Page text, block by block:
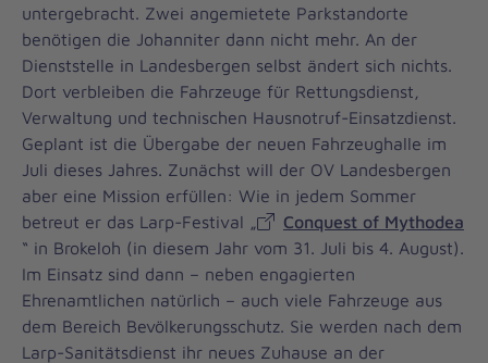
untergebracht. Zwei angemietete Parkstandorte
benötigen die Johanniter dann nicht mehr. An der
Dienststelle in Landesbergen selbst ändert sich nichts.
Dort verbleiben die Fahrzeuge für Rettungsdienst,
Verwaltung und technischen Hausnotruf-Einsatzdienst.
Geplant ist die Übergabe der neuen Fahrzeughalle im
Juli dieses Jahres. Zunächst will der OV Landesbergen
aber eine Mission erfüllen: Wie in jedem Sommer
betreut er das Larp-Festival „
Conquest of Mythodea
“ in Brokeloh (in diesem Jahr vom 31. Juli bis 4. August).
Im Einsatz sind dann – neben engagierten
Ehrenamtlichen natürlich – auch viele Fahrzeuge aus
dem Bereich Bevölkerungsschutz. Sie werden nach dem
Larp-Sanitätsdienst ihr neues Zuhause an der